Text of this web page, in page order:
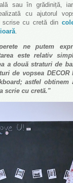
sau în grădiniță,
cu ajutorul
scrise cu cretă din
ne putem
este relativ
a două straturi de
de vopsea
astfel obtinem
scrie cu cretă."